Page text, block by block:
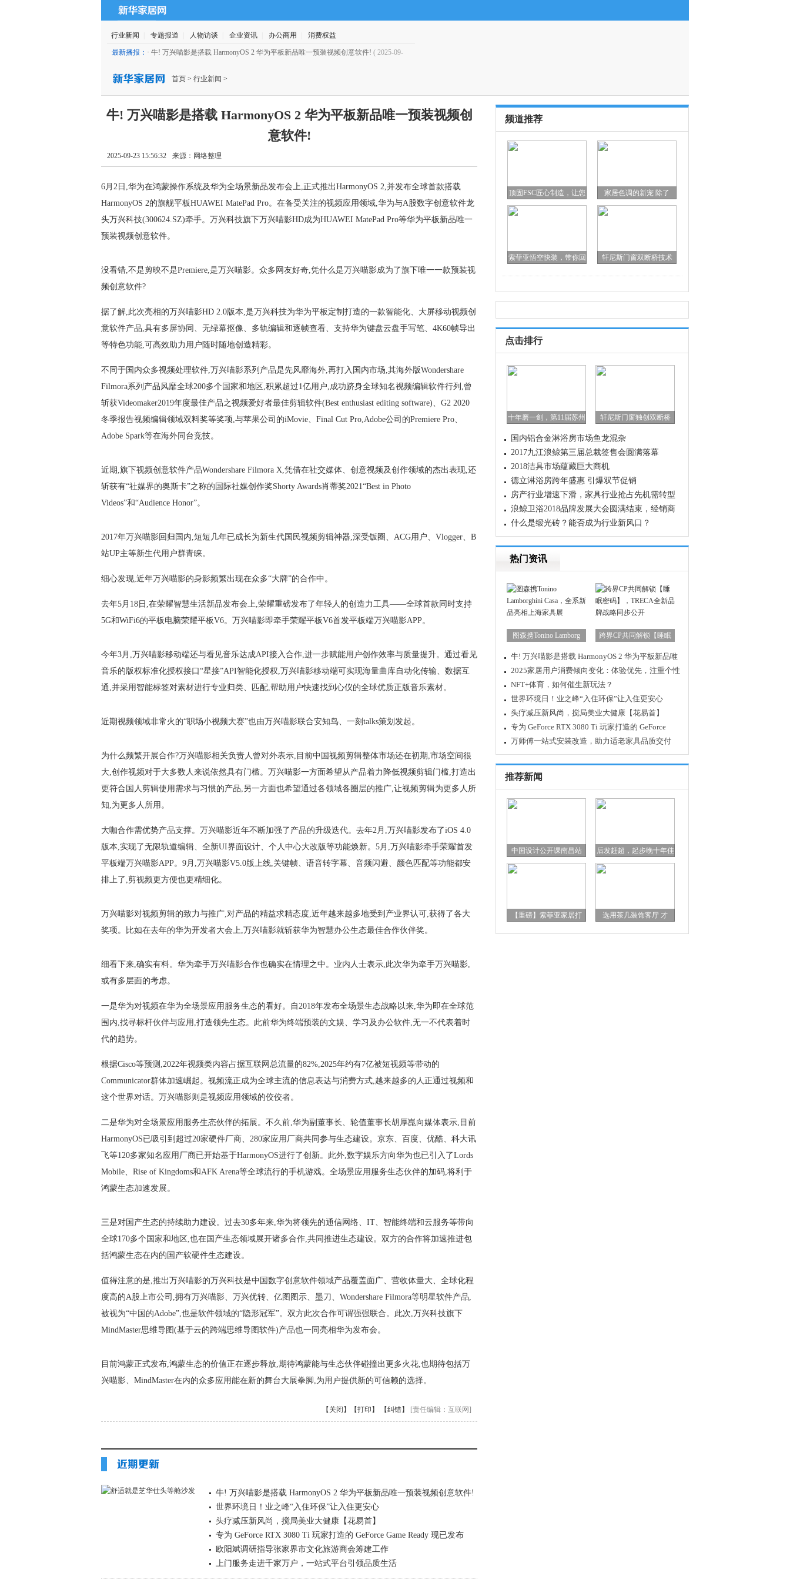
行业新闻 专题报道 人物访谈 企业资讯 办公商用 消费权益
最新播报： · 牛! 万兴喵影是搭载 HarmonyOS 2 华为平板新品唯一预装视频创意软件! ( 2025-09-
首页 > 行业新闻 >
牛! 万兴喵影是搭载 HarmonyOS 2 华为平板新品唯一预装视频创
意软件!
2025-09-23 15:56:32 来源： 网络整理
6月2日,华为在鸿蒙操作系统及华为全场景新品发布会上,正式推出HarmonyOS 2,并发布全球首款搭载
HarmonyOS 2的旗舰平板HUAWEI MatePad Pro。在备受关注的视频应用领域,华为与A股数字创意软件龙
头万兴科技(300624.SZ)牵手。万兴科技旗下万兴喵影HD成为HUAWEI MatePad Pro等华为平板新品唯一
预装视频创意软件。
没看错,不是剪映不是Premiere,是万兴喵影。众多网友好奇,凭什么是万兴喵影成为了旗下唯一一款预装视
频创意软件?
据了解,此次亮相的万兴喵影HD 2.0版本,是万兴科技为华为平板定制打造的一款智能化、大屏移动视频创
意软件产品,具有多屏协同、无绿幕抠像、多轨编辑和逐帧查看、支持华为键盘云盘手写笔、4K60帧导出
等特色功能,可高效助力用户随时随地创造精彩。
不同于国内众多视频处理软件,万兴喵影系列产品是先风靡海外,再打入国内市场,其海外版Wondershare
Filmora系列产品风靡全球200多个国家和地区,积累超过1亿用户,成功跻身全球知名视频编辑软件行列,曾
斩获Videomaker2019年度最佳产品之视频爱好者最佳剪辑软件(Best enthusiast editing software)、G2 2020
冬季报告视频编辑领域双料奖等奖项,与苹果公司的iMovie、Final Cut Pro,Adobe公司的Premiere Pro、
Adobe Spark等在海外同台竞技。
近期,旗下视频创意软件产品Wondershare Filmora X,凭借在社交媒体、创意视频及创作领域的杰出表现,还
斩获有“社媒界的奥斯卡”之称的国际社媒创作奖Shorty Awards肖蒂奖2021“Best in Photo
Videos”和“Audience Honor”。
2017年万兴喵影回归国内,短短几年已成长为新生代国民视频剪辑神器,深受饭圈、ACG用户、Vlogger、B
站UP主等新生代用户群青睐。
细心发现,近年万兴喵影的身影频繁出现在众多“大牌”的合作中。
去年5月18日,在荣耀智慧生活新品发布会上,荣耀重磅发布了年轻人的创造力工具——全球首款同时支持
5G和WiFi6的平板电脑荣耀平板V6。万兴喵影即牵手荣耀平板V6首发平板端万兴喵影APP。
今年3月,万兴喵影移动端还与看见音乐达成API接入合作,进一步赋能用户创作效率与质量提升。通过看见
音乐的版权标准化授权接口“星接”API智能化授权,万兴喵影移动端可实现海量曲库自动化传输、数据互
通,并采用智能标签对素材进行专业归类、匹配,帮助用户快速找到心仪的全球优质正版音乐素材。
近期视频领域非常火的“职场小视频大赛”也由万兴喵影联合安知鸟、一刻talks策划发起。
为什么频繁开展合作?万兴喵影相关负责人曾对外表示,目前中国视频剪辑整体市场还在初期,市场空间很
大,创作视频对于大多数人来说依然具有门槛。万兴喵影一方面希望从产品着力降低视频剪辑门槛,打造出
更符合国人剪辑使用需求与习惯的产品,另一方面也希望通过各领域各圈层的推广,让视频剪辑为更多人所
知,为更多人所用。
大咖合作需优势产品支撑。万兴喵影近年不断加强了产品的升级迭代。去年2月,万兴喵影发布了iOS 4.0
版本,实现了无限轨道编辑、全新UI界面设计、个人中心大改版等功能焕新。5月,万兴喵影牵手荣耀首发
平板端万兴喵影APP。9月,万兴喵影V5.0版上线,关键帧、语音转字幕、音频闪避、颜色匹配等功能都安
排上了,剪视频更方便也更精细化。
万兴喵影对视频剪辑的致力与推广,对产品的精益求精态度,近年越来越多地受到产业界认可,获得了各大
奖项。比如在去年的华为开发者大会上,万兴喵影就斩获华为智慧办公生态最佳合作伙伴奖。
细看下来,确实有料。华为牵手万兴喵影合作也确实在情理之中。业内人士表示,此次华为牵手万兴喵影,
或有多层面的考虑。
一是华为对视频在华为全场景应用服务生态的看好。自2018年发布全场景生态战略以来,华为即在全球范
围内,找寻标杆伙伴与应用,打造领先生态。此前华为终端预装的文娱、学习及办公软件,无一不代表着时
代的趋势。
根据Cisco等预测,2022年视频类内容占据互联网总流量的82%,2025年约有7亿被短视频等带动的
Communicator群体加速崛起。视频流正成为全球主流的信息表达与消费方式,越来越多的人正通过视频和
这个世界对话。万兴喵影则是视频应用领域的佼佼者。
二是华为对全场景应用服务生态伙伴的拓展。不久前,华为副董事长、轮值董事长胡厚崑向媒体表示,目前
HarmonyOS已吸引到超过20家硬件厂商、280家应用厂商共同参与生态建设。京东、百度、优酷、科大讯
飞等120多家知名应用厂商已开始基于HarmonyOS进行了创新。此外,数字娱乐方向华为也已引入了Lords
Mobile、Rise of Kingdoms和AFK Arena等全球流行的手机游戏。全场景应用服务生态伙伴的加码,将利于
鸿蒙生态加速发展。
三是对国产生态的持续助力建设。过去30多年来,华为将领先的通信网络、IT、智能终端和云服务等带向
全球170多个国家和地区,也在国产生态领域展开诸多合作,共同推进生态建设。双方的合作将加速推进包
括鸿蒙生态在内的国产软硬件生态建设。
值得注意的是,推出万兴喵影的万兴科技是中国数字创意软件领域产品覆盖面广、营收体量大、全球化程
度高的A股上市公司,拥有万兴喵影、万兴优转、亿图图示、墨刀、Wondershare Filmora等明星软件产品,
被视为“中国的Adobe”,也是软件领域的“隐形冠军”。双方此次合作可谓强强联合。此次,万兴科技旗下
MindMaster思维导图(基于云的跨端思维导图软件)产品也一同亮相华为发布会。
目前鸿蒙正式发布,鸿蒙生态的价值正在逐步释放,期待鸿蒙能与生态伙伴碰撞出更多火花,也期待包括万
兴喵影、MindMaster在内的众多应用能在新的舞台大展拳脚,为用户提供新的可信赖的选择。
【关闭】 【打印】 【纠错】 [责任编辑：互联网]
牛! 万兴喵影是搭载 HarmonyOS 2 华为平板新品唯一预装视频创意软件!
世界环境日！业之峰“入住环保”让入住更安心
头疗减压新风尚，搅局美业大健康【花易首】
专为 GeForce RTX 3080 Ti 玩家打造的 GeForce Game Ready 现已发布
欧阳斌调研指导张家界市文化旅游商会筹建工作
上门服务走进千家万户，一站式平台引领品质生活
频道推荐
顶固FSC匠心制造，让您 家居色调的新宠 除了
索菲亚悟空快装，带你回 轩尼斯门窗双断桥技术
点击排行
十年磨一剑，第11届苏州 轩尼斯门窗独创双断桥
国内铝合金淋浴房市场鱼龙混杂
2017九江浪鲸第三届总裁签售会圆满落幕
2018洁具市场蕴藏巨大商机
德立淋浴房跨年盛惠 引爆双节促销
房产行业增速下滑，家具行业抢占先机需转型
升级
浪鲸卫浴2018品牌发展大会圆满结束，经销商
家人们齐聚浪鲸总
什么是缎光砖？能否成为行业新风口？
热门资讯
图森携Tonino Lamborg 跨界CP共同解锁【睡眠
牛! 万兴喵影是搭载 HarmonyOS 2 华为平板新品唯
一预装视频
2025家居用户消费倾向变化：体验优先，注重个性
化表达
NFT+体育，如何催生新玩法？
世界环境日！业之峰“入住环保”让入住更安心
头疗减压新风尚，搅局美业大健康【花易首】
专为 GeForce RTX 3080 Ti 玩家打造的 GeForce
Game Ready
万师傅一站式安装改造，助力适老家具品质交付
推荐新闻
中国设计公开课南昌站 后发赶超，起步晚十年佳
【重磅】索菲亚家居打 选用茶几装饰客厅 才